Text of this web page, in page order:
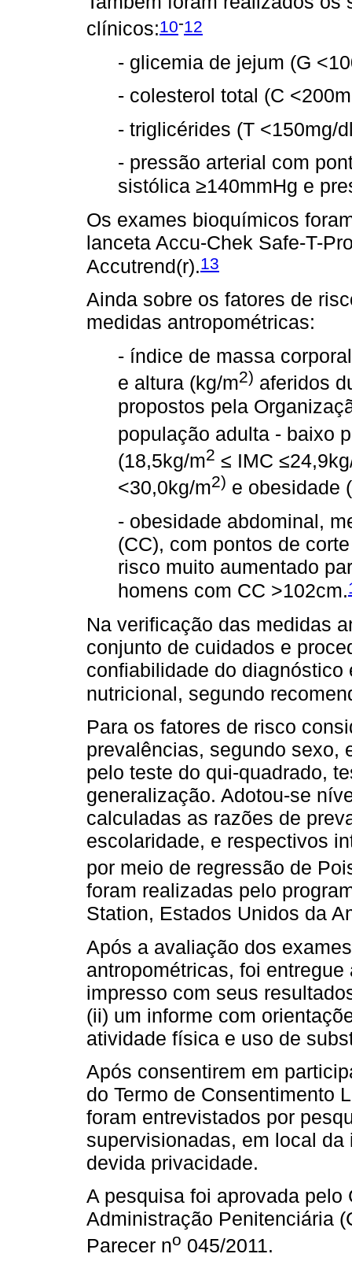
clínicos:10-12
- glicemia de jejum (G
- colesterol total (C
- triglicérides (T <150mg/
- pressão arterial com
sistólica ≥140mmHg e
Os exames bioquímicos
lanceta Accu-Chek Safe-T-
Accutrend(r).13
Ainda sobre os fatores de
medidas antropométricas:
- índice de massa
e altura (kg/m2) aferidos
propostos pela
população adulta - baixo
(18,5kg/m2 ≤ IMC
<30,0kg/m2) e obesidade
- obesidade abdominal,
(CC), com pontos de
risco muito aumentado
homens com CC >102cm.
Na verificação das medidas
conjunto de cuidados e
confiabilidade do
nutricional, segundo
Para os fatores de risco
prevalências, segundo sexo,
pelo teste do qui-quadrado,
generalização. Adotou-se
calculadas as razões de
escolaridade, e respectivos
por meio de regressão de
foram realizadas pelo
Station, Estados Unidos da
Após a avaliação dos
antropométricas, foi
impresso com seus
(ii) um informe com
atividade física e uso de
Após consentirem em
do Termo de Consentimento
foram entrevistados por
supervisionadas, em local
devida privacidade.
A pesquisa foi aprovada
Administração Penitenciária
Parecer no 045/2011.